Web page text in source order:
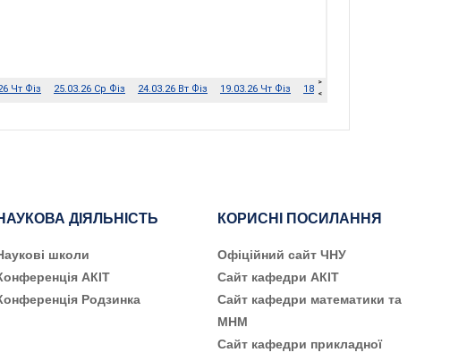
ДІЯЛЬНІСТЬ
школи
АКІТ
Родзинка
КОРИСНІ ПОСИЛАННЯ
Офіційний сайт ЧНУ
Сайт кафедри АКІТ
Сайт кафедри математики та
МНМ
Сайт кафедри прикладної